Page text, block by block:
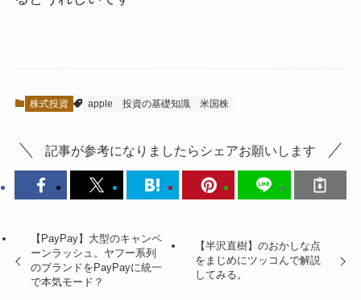
株式投資 apple 投資の基礎知識 米国株
記事が参考になりましたらシェアお願いします
【PayPay】大型のキャンペ
ーンラッシュ。ヤフー系列
のブランドをPayPayに統一
で本気モード？
【半沢直樹】のおかしな点
をまじめにツッコんで解説
してみる。